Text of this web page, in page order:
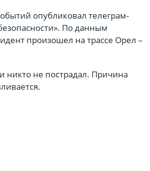
опубликовал телеграм-
По данным
произошел на трассе Орел –
никто не пострадал. Причина